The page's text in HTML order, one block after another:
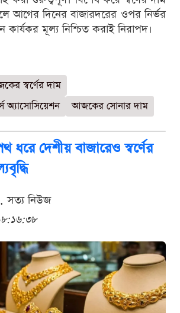
আগের দিনের বাজারদরের ওপর নির্ভর
কার্যকর মূল্য নিশ্চিত করাই নিরাপদ।
স্বর্ণের দাম
অ্যাসোসিয়েশন
আজকের সোনার দাম
ধরে দেশীয় বাজারেও স্বর্ণের
. সত্য নিউজ